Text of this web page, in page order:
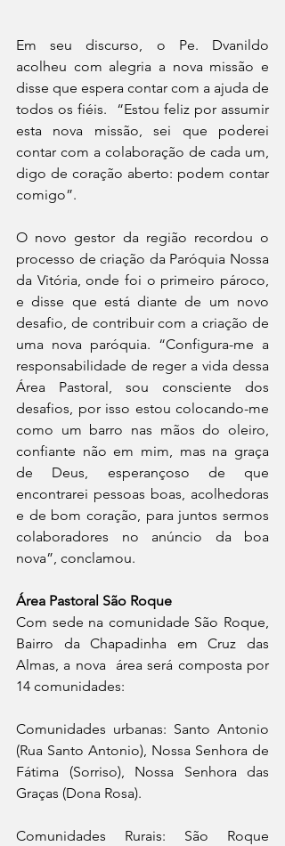
Em seu discurso, o Pe. Dvanildo
acolheu com alegria a nova missão e
disse que espera contar com a ajuda de
todos os fiéis.  “Estou feliz por assumir
esta nova missão, sei que poderei
contar com a colaboração de cada um,
digo de coração aberto: podem contar
comigo”.
O novo gestor da região recordou o
processo de criação da Paróquia Nossa
da Vitória, onde foi o primeiro pároco,
e disse que está diante de um novo
desafio, de contribuir com a criação de
uma nova paróquia. “Configura-me a
responsabilidade de reger a vida dessa
Área Pastoral, sou consciente dos
desafios, por isso estou colocando-me
como um barro nas mãos do oleiro,
confiante não em mim, mas na graça
de Deus, esperançoso de que
encontrarei pessoas boas, acolhedoras
e de bom coração, para juntos sermos
colaboradores no anúncio da boa
nova”, conclamou.
Área Pastoral São Roque
Com sede na comunidade São Roque,
Bairro da Chapadinha em Cruz das
Almas, a nova  área será composta por
14 comunidades:
Comunidades urbanas: Santo Antonio
(Rua Santo Antonio), Nossa Senhora de
Fátima (Sorriso), Nossa Senhora das
Graças (Dona Rosa).
Comunidades Rurais: São Roque